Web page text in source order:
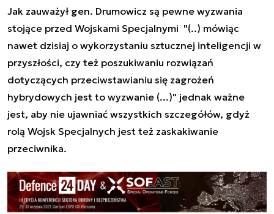
Jak zauważył gen. Drumowicz są pewne wyzwania
stojące przed Wojskami Specjalnymi "(..) mówiąc
nawet dzisiaj o wykorzystaniu sztucznej inteligencji w
przyszłości, czy też poszukiwaniu rozwiązań
dotyczących przeciwstawianiu się zagrożeń
hybrydowych jest to wyzwanie (...)" jednak ważne
jest, aby nie ujawniać wszystkich szczegółów, gdyż
rolą Wojsk Specjalnych jest też zaskakiwanie
przeciwnika.